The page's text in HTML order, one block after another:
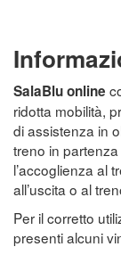
SalaBlu online
ridotta mobilità,
di assistenza in
treno in
l’accoglienza al
all’uscita o al
Per il corretto
presenti alcuni